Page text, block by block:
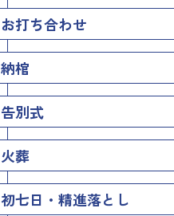
お打ち合わせ
納棺
告別式
火葬
初七日・精進落とし